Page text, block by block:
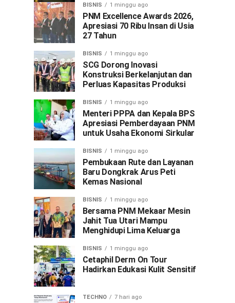
BISNIS 1 minggu ago
PNM Excellence Awards 2026,
Apresiasi 70 Ribu Insan di Usia
27 Tahun
BISNIS 1 minggu ago
SCG Dorong Inovasi
Konstruksi Berkelanjutan dan
Perluas Kapasitas Produksi
BISNIS 1 minggu ago
Menteri PPPA dan Kepala BPS
Apresiasi Pemberdayaan PNM
untuk Usaha Ekonomi Sirkular
BISNIS 1 minggu ago
Pembukaan Rute dan Layanan
Baru Dongkrak Arus Peti
Kemas Nasional
BISNIS 1 minggu ago
Bersama PNM Mekaar Mesin
Jahit Tua Utari Mampu
Menghidupi Lima Keluarga
BISNIS 1 minggu ago
Cetaphil Derm On Tour
Hadirkan Edukasi Kulit Sensitif
TECHNO 7 hari ago